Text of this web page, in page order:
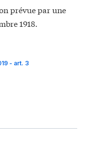
prévue par une
1918.
- art. 3